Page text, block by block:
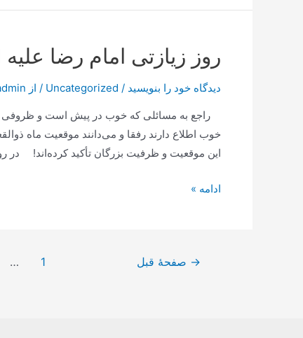
طهرانی
روز زیازتی امام رضا علیه
دیدگاه‌ خود را بنویسید /
Uncategorized / از
راجع به مسائلی كه خوب در پیش است و ظروفی
خوب اطلاع دارند رفقا و می‌دانند موقعیت ماه
این موقعیت و ظرفیت بزرگان تأكید كرده‌اند! در
روز
ادامه »
صفحه‌بندی
→ صفحهٔ قبل 1
…